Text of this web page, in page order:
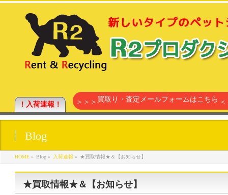
！入荷速報！ ＞＞＞ 買取り・査定メールフォームはこちら
Blog
HOME» Blog » 入荷速報 » ★買取情報★＆【お知らせ】
★買取情報★＆【お知らせ】